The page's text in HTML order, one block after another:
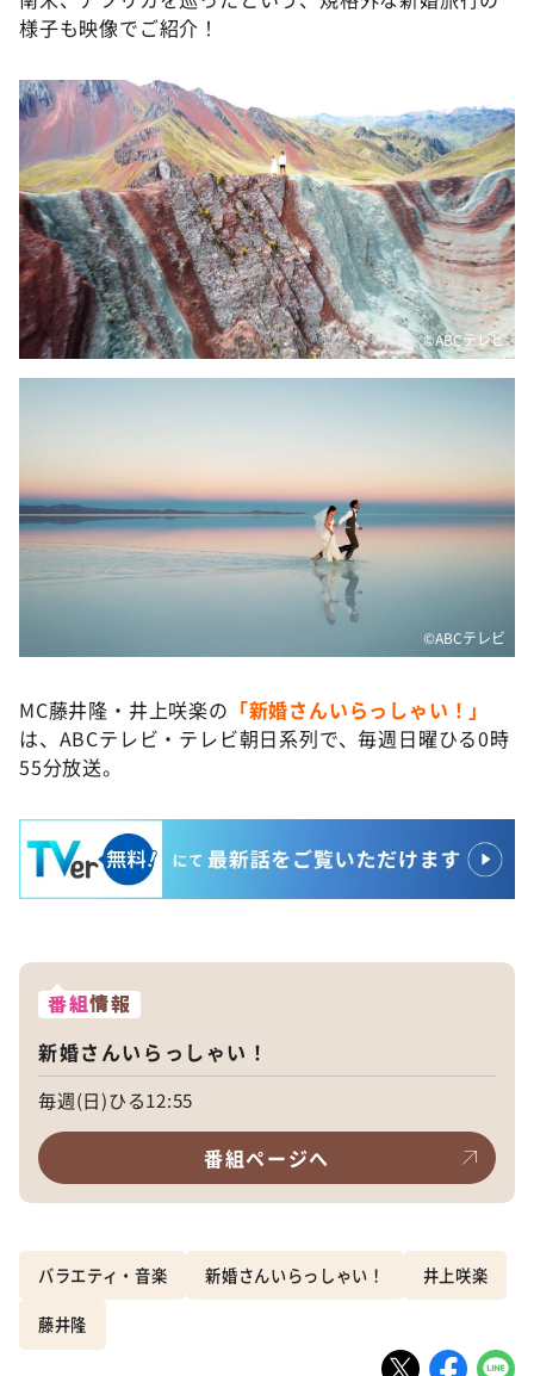
様子も映像でご紹介！
©️ABCテレビ
©️ABCテレビ
MC藤井隆・井上咲楽の 「新婚さんいらっしゃい！」
は、ABCテレビ・テレビ朝日系列で、毎週日曜ひる0時
55分放送。
番組情報
新婚さんいらっしゃい！
毎週(日)ひる12:55
番組ページへ
バラエティ・音楽 新婚さんいらっしゃい！ 井上咲楽
藤井隆